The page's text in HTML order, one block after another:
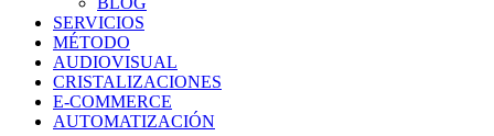
SERVICIOS
MÉTODO
AUDIOVISUAL
CRISTALIZACIONES
E-COMMERCE
AUTOMATIZACIÓN